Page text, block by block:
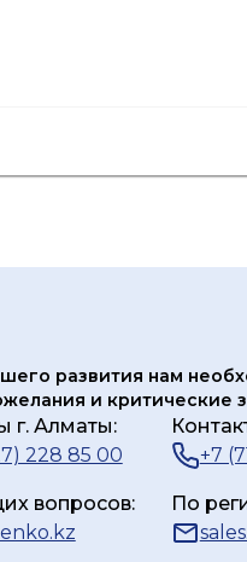
развития нам
и критические
г. Алматы:
228 85 00
+7
вопросов:
По